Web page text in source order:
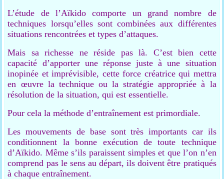
L’étude de l’Aïkido comporte un grand nombre de
techniques lorsqu’elles sont combinées aux différentes
situations rencontrées et types d’attaques.
Mais sa richesse ne réside pas là. C’est bien cette
capacité d’apporter une réponse juste à une situation
inopinée et imprévisible, cette force créatrice qui mettra
en œuvre la technique ou la stratégie appropriée à la
résolution de la situation, qui est essentielle.
Pour cela la méthode d’entraînement est primordiale.
Les mouvements de base sont très importants car ils
conditionnent la bonne exécution de toute technique
d’Aïkido. Même s’ils paraissent simples et que l’on n’en
comprend pas le sens au départ, ils doivent être pratiqués
à chaque entraînement.